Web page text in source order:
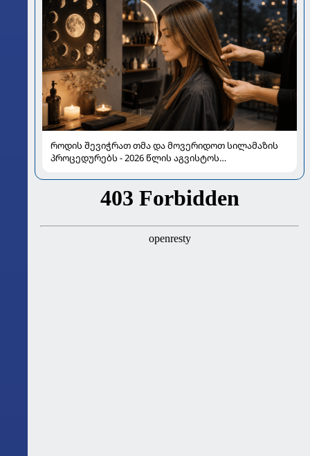
როდის შევიჭრათ თმა და მოვერიდოთ სილამაზის
პროცედურებს - 2026 წლის აგვისტოს